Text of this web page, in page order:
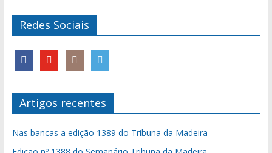
Redes Sociais
Artigos recentes
Nas bancas a edição 1389 do Tribuna da Madeira